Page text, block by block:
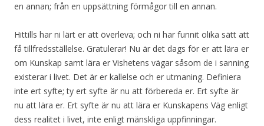
en annan; från en uppsättning förmågor till en annan.
Hittills har ni lärt er att överleva; och ni har funnit olika sätt att
få tillfredsställelse. Gratulerar! Nu är det dags för er att lära er
om Kunskap samt lära er Vishetens vägar såsom de i sanning
existerar i livet. Det är er kallelse och er utmaning. Definiera
inte ert syfte; ty ert syfte är nu att förbereda er. Ert syfte är
nu att lära er. Ert syfte är nu att lära er Kunskapens Väg enligt
dess realitet i livet, inte enligt mänskliga uppfinningar.